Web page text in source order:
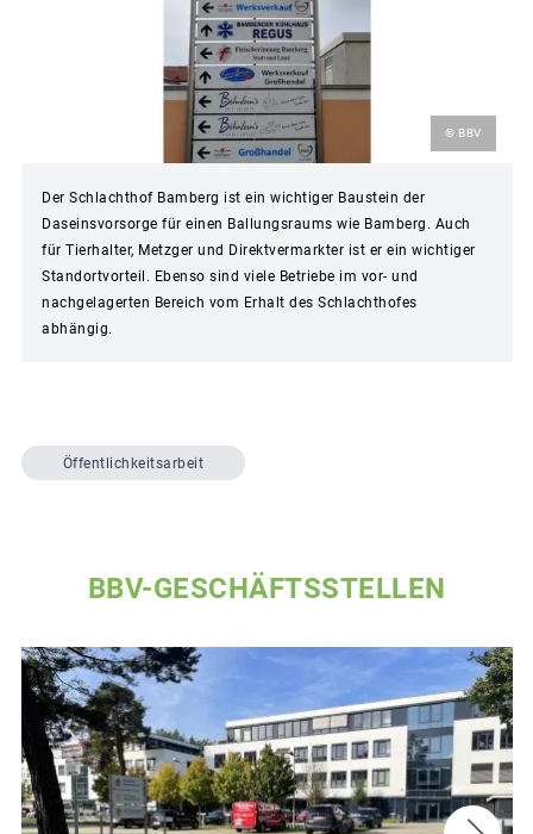
© BBV
Der Schlachthof Bamberg ist ein wichtiger Baustein der
Daseinsvorsorge für einen Ballungsraums wie Bamberg. Auch
für Tierhalter, Metzger und Direktvermarkter ist er ein wichtiger
Standortvorteil. Ebenso sind viele Betriebe im vor- und
nachgelagerten Bereich vom Erhalt des Schlachthofes
abhängig.
Öffentlichkeitsarbeit
BBV-GESCHÄFTSSTELLEN